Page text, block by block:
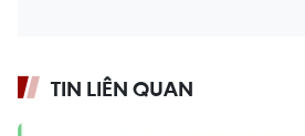
TIN LIÊN QUAN